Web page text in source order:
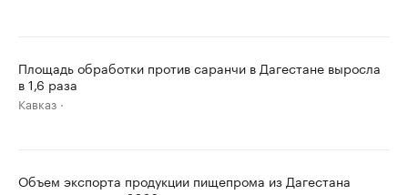
Площадь обработки против саранчи в Дагестане выросла
в 1,6 раза
Кавказ
Объем экспорта продукции пищепрома из Дагестана